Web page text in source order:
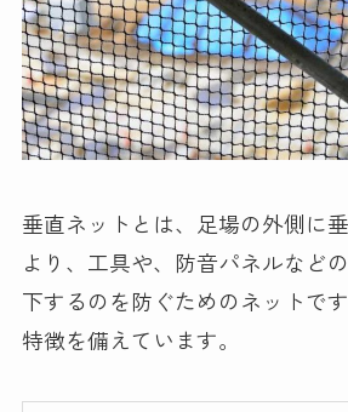
垂直ネットとは、足場の外側に
より、工具や、防音パネルなど
下するのを防ぐためのネットで
特徴を備えています。